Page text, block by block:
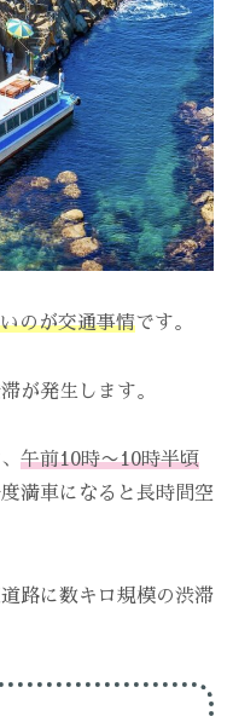
のが交通事情です。
が発生します。
午前10時〜10時半頃
満車になると長時間空
路に数キロ規模の渋滞